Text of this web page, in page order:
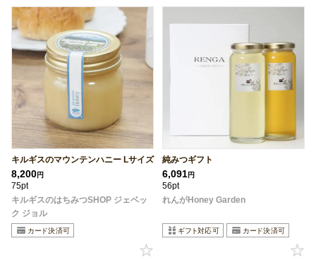
キルギスのマウンテンハニー Lサイズ
8,200円
75pt
キルギスのはちみつSHOP ジェベッ
ク ジョル
純みつギフト
6,091円
56pt
れんがHoney Garden